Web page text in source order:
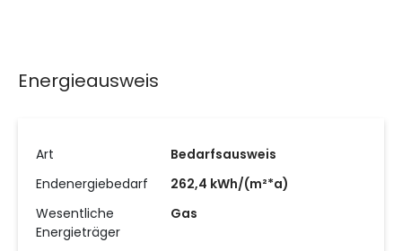
Energieausweis
Art
Bedarfsausweis
Endenergiebedarf
262,4 kWh/(m²*a)
Wesentliche
Energieträger
Gas